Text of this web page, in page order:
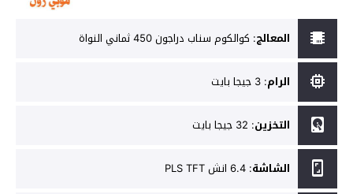
المعالج: كوالكوم سناب دراجون 450 ثماني النواة
الرام: 3 جيجا بايت
التخزين: 32 جيجا بايت
الشاشة: 6.4 انش PLS TFT